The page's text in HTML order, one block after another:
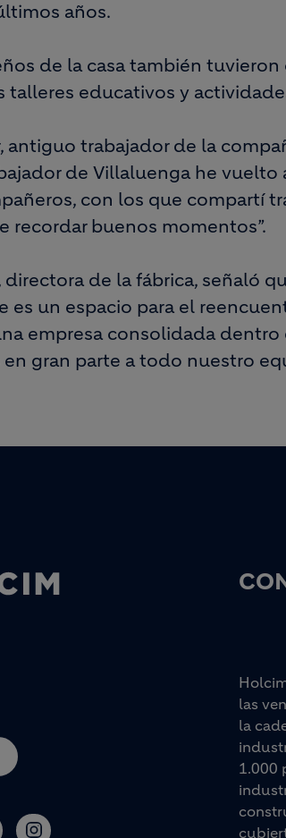
años.
de la casa también
talleres educativos y
antiguo trabajador de la
de Villaluenga he
con los que compartí
recordar buenos momentos”.
directora de la fábrica, señaló
es un espacio para el
empresa consolidada
gran parte a todo nuestro
las
la
1.000